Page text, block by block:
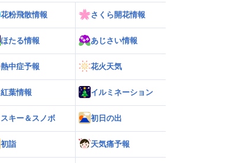
花粉飛散情報 さくら開花情報
ほたる情報 あじさい情報
熱中症予報 花火天気
紅葉情報 イルミネーション
スキー＆スノボ 初日の出
初詣 天気痛予報